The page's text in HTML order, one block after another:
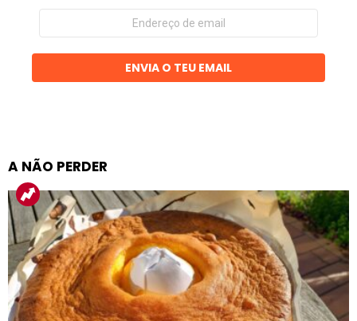
Endereço
email
ENVIA O TEU EMAIL
A NÃO PERDER